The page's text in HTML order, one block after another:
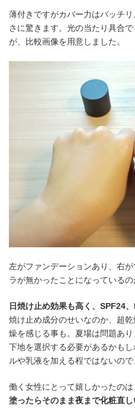
薄付きですがカバー力はバッチリ
さに驚きます。光の当たり具合
が、比較画像を用意しました。
左がファンデーションあり、右
ラが無かったことになっているの
日焼け止め効果も高く、SPF24
焼け止め成分のせいなのか、超
燥を感じる事も。夏場は問題あ
下地を選択する必要があるかも
ルや乳液を加える程ではないので
働く女性にとって嬉しかったの
塗ったらそのまま夜まで化粧直